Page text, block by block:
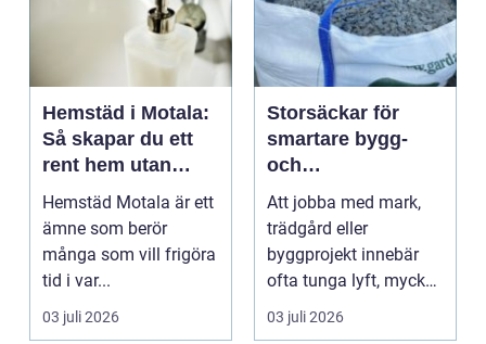
Hemstäd i Motala:
Så skapar du ett
rent hem utan
stress
Hemstäd Motala är ett
ämne som berör
många som vill frigöra
tid i var...
03 juli 2026
Storsäckar för
smartare bygg-
och
trädgårdsprojekt
Att jobba med mark,
trädgård eller
byggprojekt innebär
ofta tunga lyft, mycket
logis...
03 juli 2026